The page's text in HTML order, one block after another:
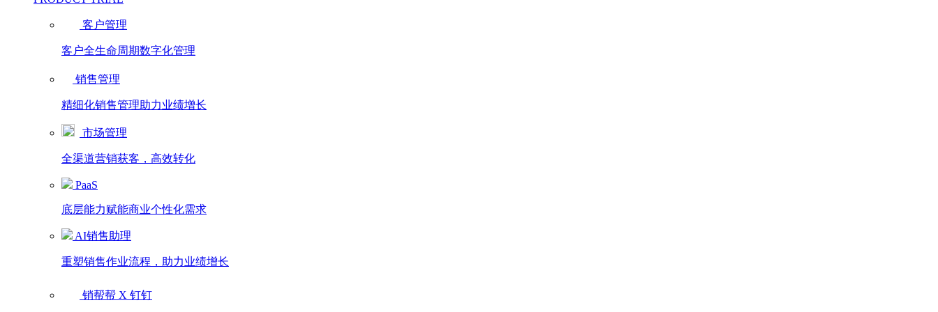
客户管理
客户全生命周期数字化管理
销售管理
精细化销售管理助力业绩增长
市场管理
全渠道营销获客，高效转化
PaaS
底层能力赋能商业个性化需求
AI销售助理
重塑销售作业流程，助力业绩增长
销帮帮 X 钉钉